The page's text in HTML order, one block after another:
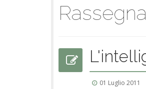
01 Luglio 2011